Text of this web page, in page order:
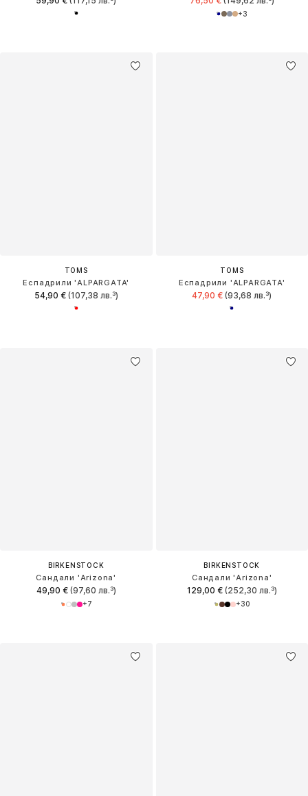
+3
TOMS
Еспадрили 'ALPARGATA'
54,90 €(107,38 лв.³)
TOMS
Еспадрили 'ALPARGATA'
47,90 € (93,68 лв.³)
BIRKENSTOCK
Сандали 'Arizona'
49,90 €(97,60 лв.³)
+7
BIRKENSTOCK
Сандали 'Arizona'
129,00 €(252,30 лв.³)
+30